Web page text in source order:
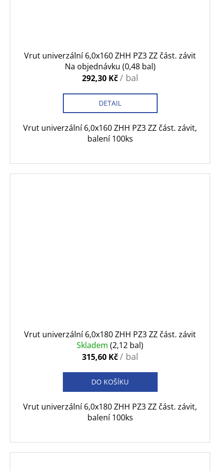
Vrut univerzální 6,0x160 ZHH PZ3 ZZ část. závit
Na objednávku (0,48 bal)
292,30 Kč/ bal
DETAIL
Vrut univerzální 6,0x160 ZHH PZ3 ZZ část. závit,
balení 100ks
Vrut univerzální 6,0x180 ZHH PZ3 ZZ část. závit
Skladem (2,12 bal)
315,60 Kč/ bal
DO KOŠÍKU
Vrut univerzální 6,0x180 ZHH PZ3 ZZ část. závit,
balení 100ks